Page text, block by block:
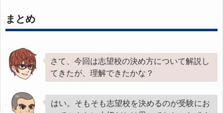
まとめ
さて、今回は志望校の決め方について解説し
てきたが、理解できたかな？
はい。そもそも志望校を決めるのが受験にお